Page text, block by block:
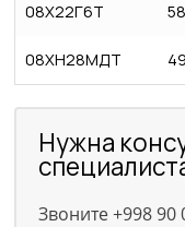
08Х22Г6Т
08ХН28МДТ
Нужна
Звоните +998 90